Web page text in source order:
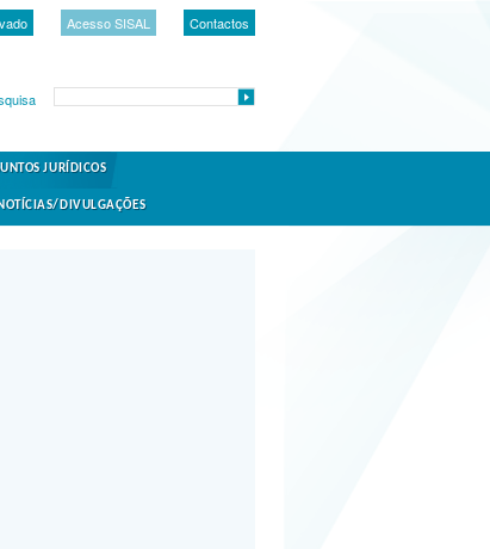
Acesso SISAL Contactos
JURÍDICOS
DIVULGAÇÕES